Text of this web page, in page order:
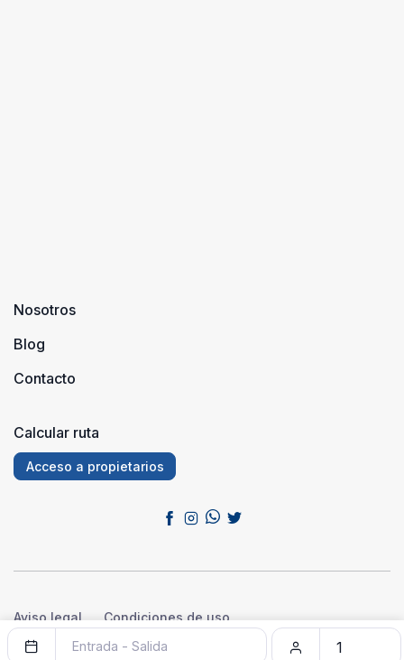
Nosotros
Blog
Contacto
Calcular ruta
Acceso a propietarios
Aviso legal
Condiciones de uso
Política de privacidad